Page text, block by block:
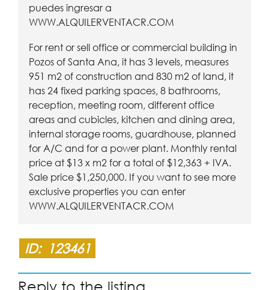
puedes ingresar a
WWW.ALQUILERVENTACR.COM
For rent or sell office or commercial building in
Pozos of Santa Ana, it has 3 levels, measures
951 m2 of construction and 830 m2 of land, it
has 24 fixed parking spaces, 8 bathrooms,
reception, meeting room, different office
areas and cubicles, kitchen and dining area,
internal storage rooms, guardhouse, planned
for A/C and for a power plant. Monthly rental
price at $13 x m2 for a total of $12,363 + IVA.
Sale price $1,250,000. If you want to see more
exclusive properties you can enter
WWW.ALQUILERVENTACR.COM
ID: 123461
Reply to the listing